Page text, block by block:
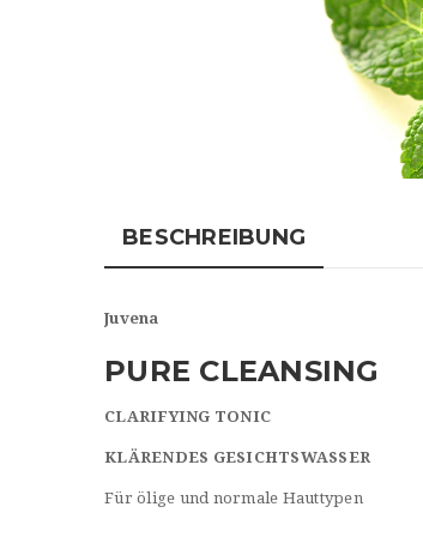
BESCHREIBUNG
Juvena
PURE CLEANSING
CLARIFYING TONIC
KLÄRENDES GESICHTSWASSER
Für ölige und normale Hauttypen